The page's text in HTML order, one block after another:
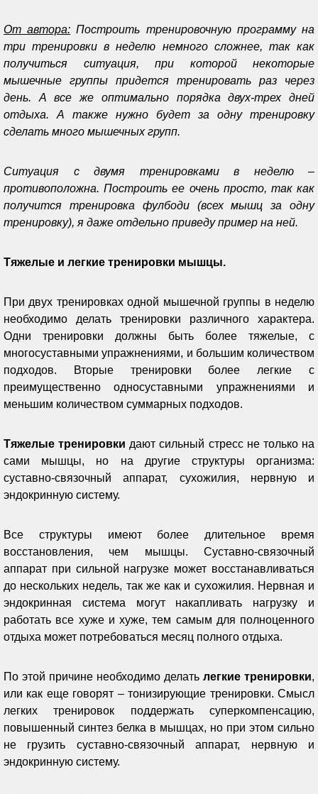
От автора: Построить тренировочную программу на
три тренировки в неделю немного сложнее, так как
получиться ситуация, при которой некоторые
мышечные группы придется тренировать раз через
день. А все же оптимально порядка двух-трех дней
отдыха. А также нужно будет за одну тренировку
сделать много мышечных групп.
Ситуация с двумя тренировками в неделю –
противоположна. Построить ее очень просто, так как
получится тренировка фулбоди (всех мышц за одну
тренировку), я даже отдельно приведу пример на ней.
Тяжелые и легкие тренировки мышцы.
При двух тренировках одной мышечной группы в неделю
необходимо делать тренировки различного характера.
Одни тренировки должны быть более тяжелые, с
многосуставными упражнениями, и большим количеством
подходов. Вторые тренировки более легкие с
преимущественно односуставными упражнениями и
меньшим количеством суммарных подходов.
Тяжелые тренировки дают сильный стресс не только на
сами мышцы, но на другие структуры организма:
суставно-связочный аппарат, сухожилия, нервную и
эндокринную систему.
Все структуры имеют более длительное время
восстановления, чем мышцы. Суставно-связочный
аппарат при сильной нагрузке может восстанавливаться
до нескольких недель, так же как и сухожилия. Нервная и
эндокринная система могут накапливать нагрузку и
работать все хуже и хуже, тем самым для полноценного
отдыха может потребоваться месяц полного отдыха.
По этой причине необходимо делать легкие тренировки,
или как еще говорят – тонизирующие тренировки. Смысл
легких тренировок поддержать суперкомпенсацию,
повышенный синтез белка в мышцах, но при этом сильно
не грузить суставно-связочный аппарат, нервную и
эндокринную систему.